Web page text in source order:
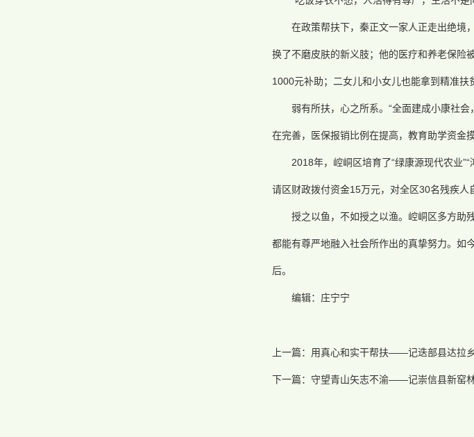
在政策帮扶下，秦正文一家人正走出绝境
换了不磨皮肤的新义肢；他的医疗和养老保险
1000元补助；二女儿和小女儿也能拿到精准
弱有所扶，心之所系。“全面建成小康社
在完善，医保报销比例在提高，教育助学资金
2018年，崆峒区培育了“绿康源现代农业
请区财政拨付资金15万元，对全区30名残疾人
授之以鱼，不如授之以渔。崆峒区多方助
都能有尊严地融入社会所作出的真挚努力。如
后。
编辑：庄宁宁
上一篇： 用真心和实干帮扶——记迭部县达拉
下一篇： 守望青山矢志不渝——记崇信县新窑